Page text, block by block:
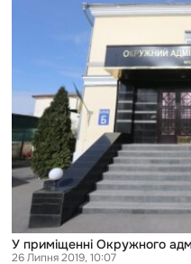
У приміщенні Окружного
26 Липня 2019, 10:07